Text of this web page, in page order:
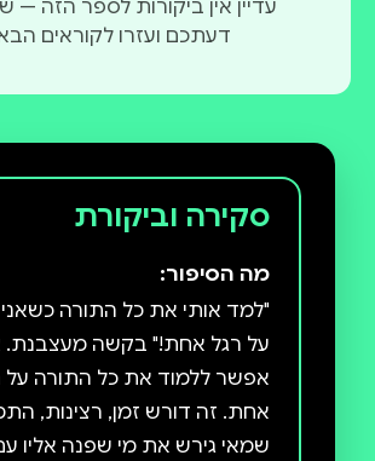
עדיין אין ביקורות לספר הזה —
דעתכם ועזרו לקוראים
סקירה וביקורת
מה הסיפור:
"למד אותי את כל התורה
על רגל אחת!" בקשה מעצבנת.
אפשר ללמוד את כל התורה על
אחת. זה דורש זמן, רצינות,
שמאי גירש את מי שפנה אליו